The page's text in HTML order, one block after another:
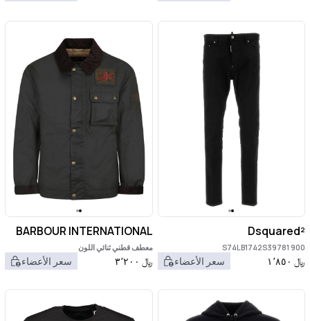
Dsquared²
S74LB1742S39781 900
﷼ ١٬٨٥٠ سعر الأعضاء
BARBOUR INTERNATIONAL
معطف قطني ثنائي اللون
﷼ ٣٬٢٠٠ سعر الأعضاء